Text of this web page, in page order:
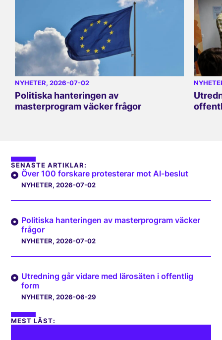
NYHETER, 2026-07-02
Politiska hanteringen av
masterprogram väcker frågor
SENASTE ARTIKLAR:
Över 100 forskare protesterar mot AI-beslut
NYHETER, 2026-07-02
Politiska hanteringen av masterprogram väcker
frågor
NYHETER, 2026-07-02
Utredning går vidare med lärosäten i offentlig
form
NYHETER, 2026-06-29
MEST LÄST: